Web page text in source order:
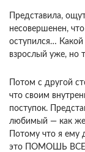
Представила,
несовершенен,
оступился…
взрослый уже,
Потом с другой
что своим
поступок.
любимый — как же
Потому что я ему
это ПОМОШЬ